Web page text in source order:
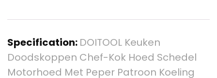
Specification: DOITOOL Keuken
Doodskoppen Chef-Kok Hoed Schedel
Motorhoed Met Peper Patroon Koeling